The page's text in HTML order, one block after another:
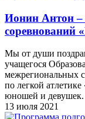
Ионин Антон –
соревнований
Мы от души
учащегося
межрегиональных
по легкой
юношей и девушек.
13 июля 2021